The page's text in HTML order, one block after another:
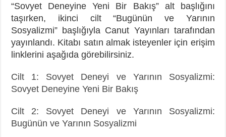
“Sovyet Deneyine Yeni Bir Bakış” alt başlığını
taşırken, ikinci cilt “Bugünün ve Yarının
Sosyalizmi” başlığıyla Canut Yayınları tarafından
yayınlandı. Kitabı satın almak isteyenler için erişim
linklerini aşağıda görebilirsiniz.
Cilt 1: Sovyet Deneyi ve Yarının Sosyalizmi:
Sovyet Deneyine Yeni Bir Bakış
Cilt 2: Sovyet Deneyi ve Yarının Sosyalizmi:
Bugünün ve Yarının Sosyalizmi